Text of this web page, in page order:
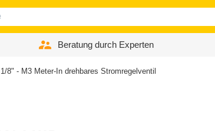
Beratung durch Experten
1/8" - M3 Meter-In drehbares Stromregelventil